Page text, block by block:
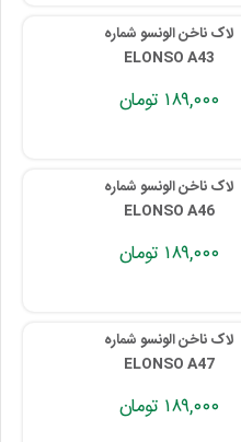
لاک ناخن الونسو شماره
ELONSO A43
۱۸۹,۰۰۰ تومان
لاک ناخن الونسو شماره
ELONSO A46
۱۸۹,۰۰۰ تومان
لاک ناخن الونسو شماره
ELONSO A47
۱۸۹,۰۰۰ تومان